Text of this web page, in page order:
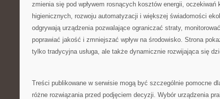
zmienia się pod wpływem rosnących kosztów energii, oczekiwań
higienicznych, rozwoju automatyzacji i większej świadomości
odgrywają urządzenia pozwalające ograniczać straty,
poprawiać jakość i zmniejszać wpływ na środowisko. Strona
tylko tradycyjna usługa, ale także dynamicznie rozwijająca się
Treści publikowane w serwisie mogą być szczególnie pomocne
różne rozwiązania przed podjęciem decyzji. Wybór urządzenia